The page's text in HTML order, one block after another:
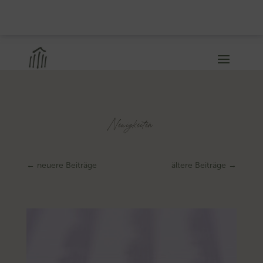
Neuigkeiten
← neuere Beiträge ältere Beiträge →